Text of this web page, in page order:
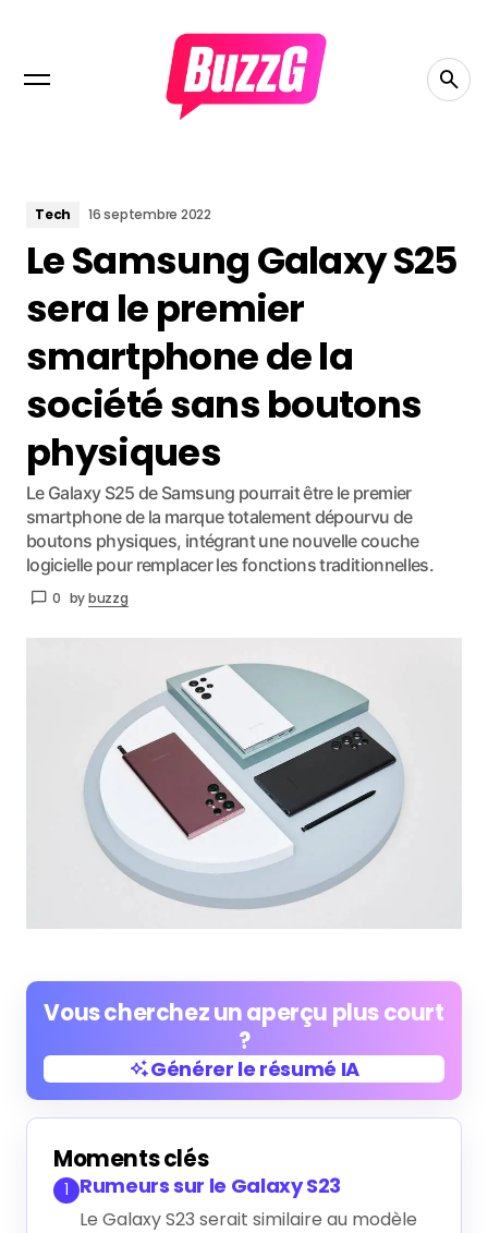
Tech 16 septembre 2022
Le Samsung Galaxy S25
sera le premier
smartphone de la
société sans boutons
physiques
Le Galaxy S25 de Samsung pourrait être le premier
smartphone de la marque totalement dépourvu de
boutons physiques, intégrant une nouvelle couche
logicielle pour remplacer les fonctions traditionnelles.
0 bybuzzg
Vous cherchez un aperçu plus court
?
Générer le résumé IA
Générer le résumé IA
Moments clés
1 Rumeurs sur le Galaxy S23
Le Galaxy S23 serait similaire au modèle